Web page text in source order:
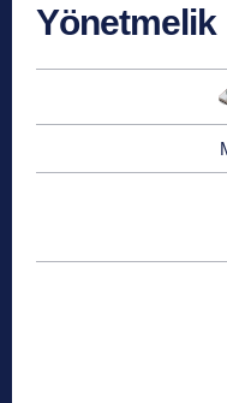
Yönetmelik